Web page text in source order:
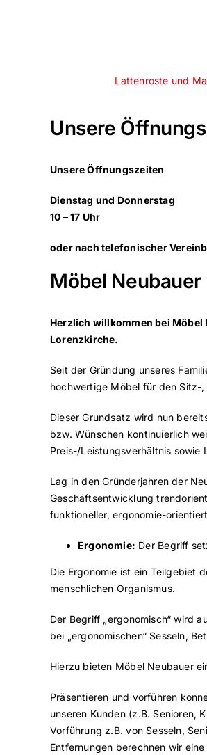
Lattenroste und
Unsere
Unsere Öffnungszeiten
Dienstag und Donnerstag
10 – 17 Uhr
oder nach telefonischer
Möbel
Herzlich willkommen bei
Lorenzkirche.
Seit der Gründung unseres
hochwertige Möbel für den Sitz-
Dieser Grundsatz wird nun
bzw. Wünschen kontinuierlich
Preis-/Leistungsverhältnis
Lag in den Gründerjahren der
Geschäftsentwicklung
funktioneller, ergonomie-
Ergonomie: Der Begriff
Die Ergonomie ist ein Teilgebiet
menschlichen Organismus.
Der Begriff „ergonomisch“ wird
bei „ergonomischen“ Sesseln,
Hierzu bieten Möbel Neubauer
Präsentieren und vorführen
unseren Kunden (z.B. Senioren,
Vorführung z.B. von Sesseln,
Entfernungen berechnen wir